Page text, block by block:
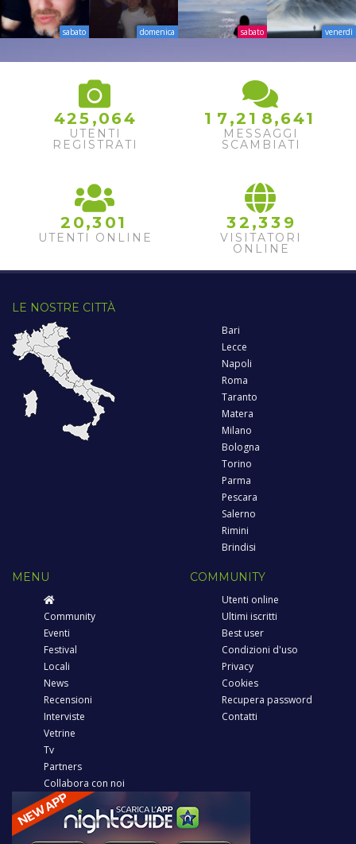
sabato domenica sabato venerdì
425 ,064
UTENTI
REGISTRATI
1 7 ,2 1 8,641
MESSAGGI
SCAMBIATI
2 0,3 01
UTENTI ONLINE
32 ,33 9
VISITATORI
ONLINE
LE NOSTRE CITTÀ
Bari
Lecce
Napoli
Roma
Taranto
Matera
Milano
Bologna
Torino
Parma
Pescara
Salerno
Rimini
Brindisi
MENU
Community
Eventi
Festival
Locali
News
Recensioni
Interviste
Vetrine
Tv
Partners
Collabora con noi
COMMUNITY
Utenti online
Ultimi iscritti
Best user
Condizioni d'uso
Privacy
Cookies
Recupera password
Contatti